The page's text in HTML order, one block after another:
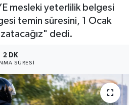
mesleki yeterlilik belgesi
temin süresini, 1 Ocak
dedi.
2 DK
SÜRESI